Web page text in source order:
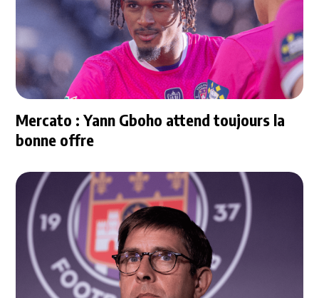
Mercato : Yann Gboho attend toujours la
bonne offre